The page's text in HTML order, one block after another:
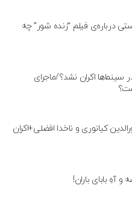
درباره‌ی فیلم “زنده شور” چه
سینماها اکران نشد؟/ماجرای
کیانوری و ناخدا افضلی+اکران
آهِ بابای باران!